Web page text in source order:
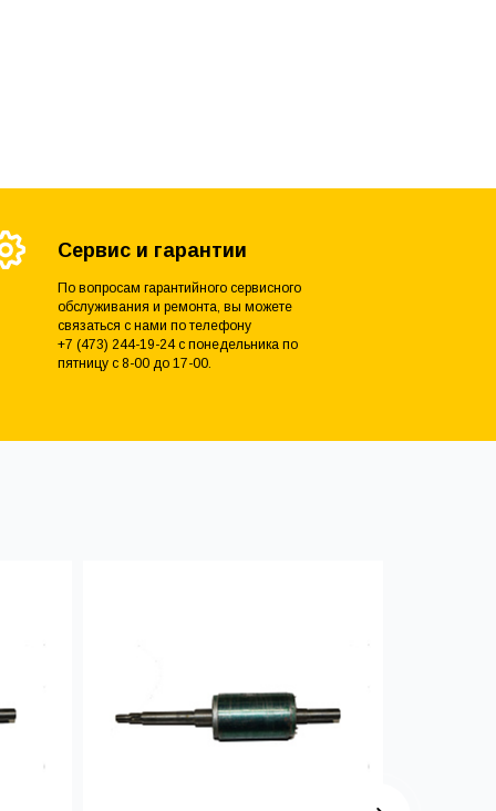
Сервис и гарантии
По вопросам гарантийного сервисного
обслуживания и ремонта, вы можете
связаться с нами по телефону
+7 (473) 244-19-24 с понедельника по
пятницу с 8-00 до 17-00.